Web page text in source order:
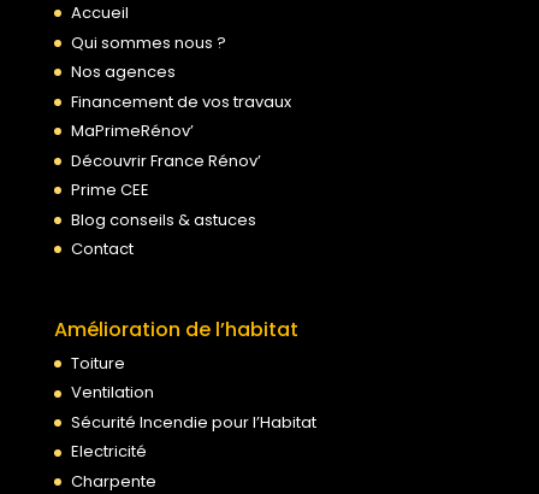
Accueil
Qui sommes nous ?
Nos agences
Financement de vos travaux
MaPrimeRénov’
Découvrir France Rénov’
Prime CEE
Blog conseils & astuces
Contact
Amélioration de l’habitat
Toiture
Ventilation
Sécurité Incendie pour l’Habitat
Electricité
Charpente